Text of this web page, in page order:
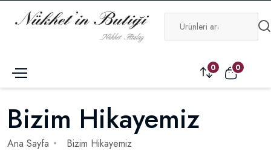
0 0
Bizim Hikayemiz
Ana Sayfa Bizim Hikayemiz